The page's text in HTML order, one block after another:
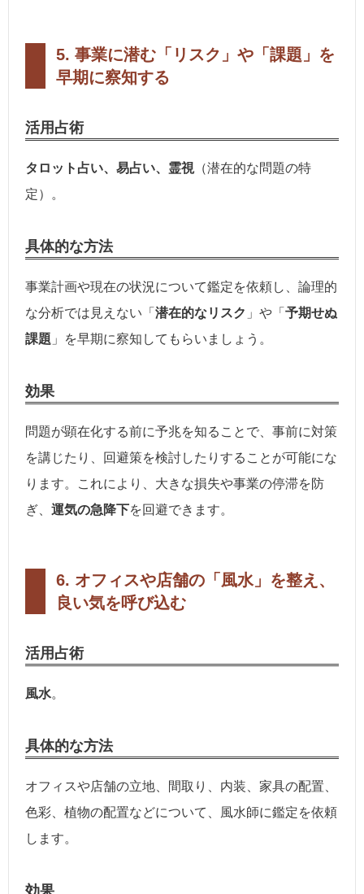
5. 事業に潜む「リスク」や「課題」を
早期に察知する
活用占術
タロット占い、易占い、霊視 （潜在的な問題の特
定）。
具体的な方法
事業計画や現在の状況について鑑定を依頼し、論理的
な分析では見えない「 潜在的なリスク 」や「 予期せぬ
課題 」を早期に察知してもらいましょう。
効果
問題が顕在化する前に予兆を知ることで、事前に対策
を講じたり、回避策を検討したりすることが可能にな
ります。これにより、大きな損失や事業の停滞を防
ぎ、 運気の急降下を回避できます。
6. オフィスや店舗の「風水」を整え、
良い気を呼び込む
活用占術
風水。
具体的な方法
オフィスや店舗の立地、間取り、内装、家具の配置、
色彩、植物の配置などについて、風水師に鑑定を依頼
します。
効果